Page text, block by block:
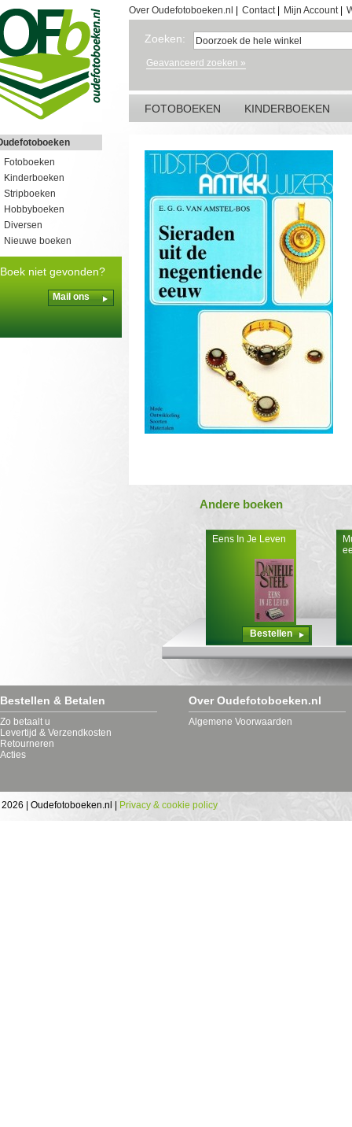
Over Oudefotoboeken.nl Contact| Mijn Account|
Zoeken:
Geavanceerd zoeken »
FOTOBOEKEN KINDERBOEKEN
Fotoboeken
Kinderboeken
Stripboeken
Hobbyboeken
Diversen
Nieuwe boeken
Boek niet gevonden?
Mail ons
Andere boeken
Eens In Je Leven
Bestellen
Bestellen & Betalen
Zo betaalt u
Levertijd & Verzendkosten
Retourneren
Acties
Over Oudefotoboeken.nl
Algemene Voorwaarden
| Oudefotoboeken.nl | Privacy & cookie policy